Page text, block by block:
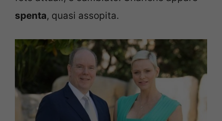
spenta, quasi assopita.